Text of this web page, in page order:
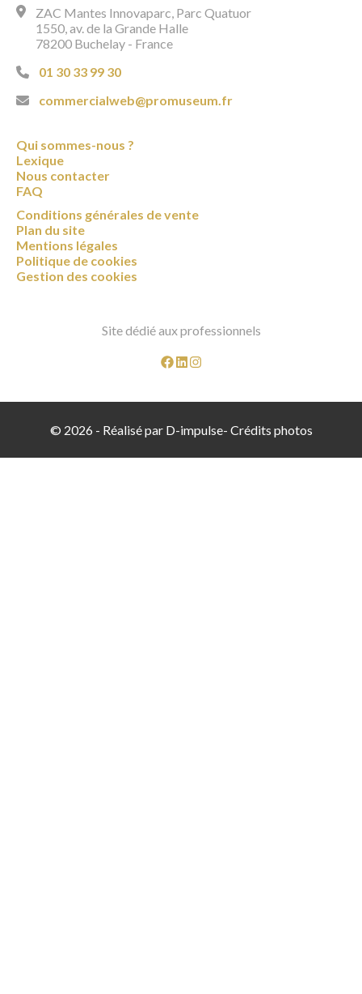
ZAC Mantes Innovaparc, Parc Quatuor
1550, av. de la Grande Halle
78200 Buchelay - France
01 30 33 99 30
commercialweb@promuseum.fr
Qui sommes-nous ?
Lexique
Nous contacter
FAQ
Conditions générales de vente
Plan du site
Mentions légales
Politique de cookies
Gestion des cookies
Site dédié aux professionnels
© 2026 - Réalisé par D-impulse- Crédits photos